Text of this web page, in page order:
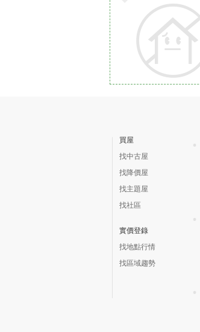
買屋
找中古屋
找降價屋
找主題屋
找社區
實價登錄
找地點行情
找區域趨勢